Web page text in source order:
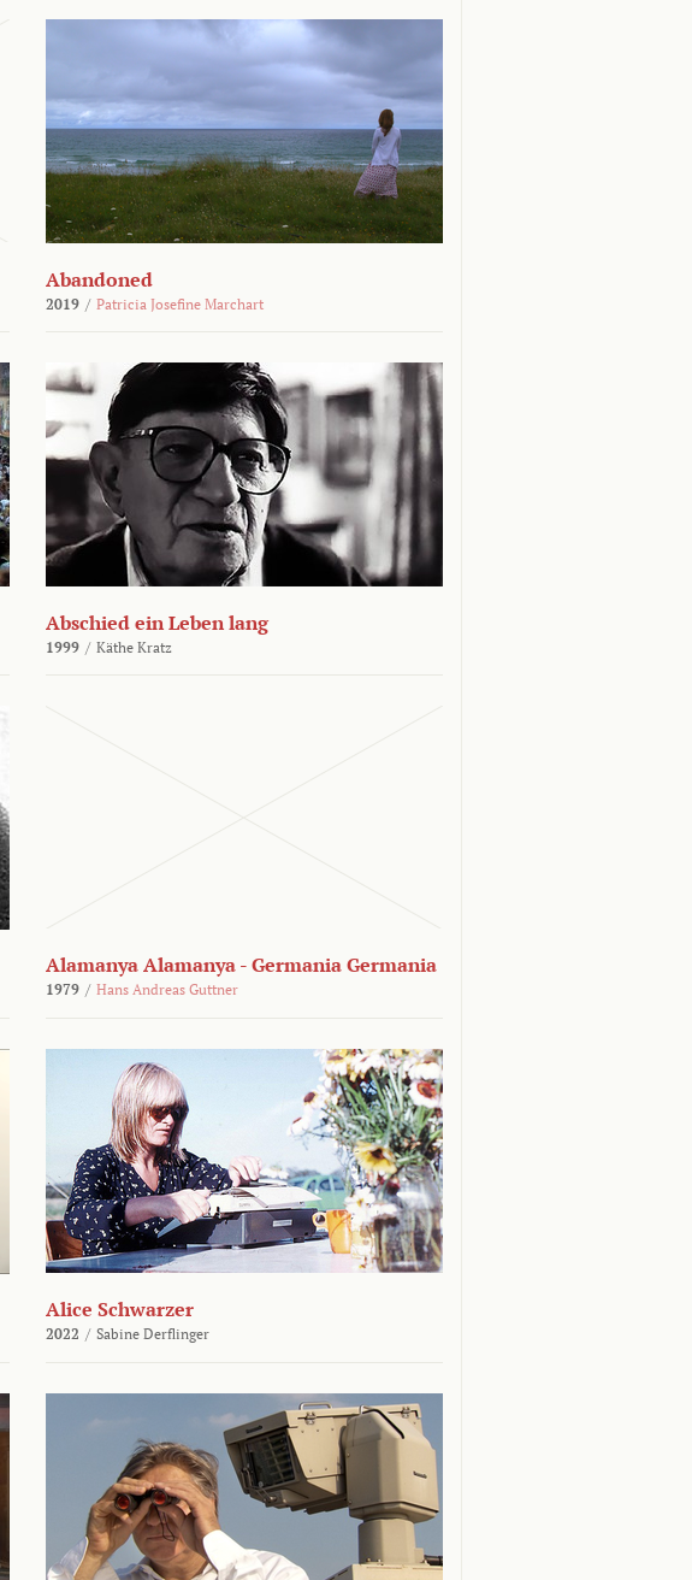
Abandoned
2019 / Patricia Josefine Marchart
Abschied ein Leben lang
1999 / Käthe Kratz
Alamanya Alamanya - Germania Germania
1979 / Hans Andreas Guttner
Alice Schwarzer
2022 / Sabine Derflinger